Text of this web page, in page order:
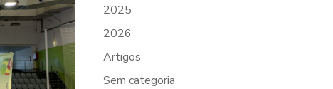
2025
2026
Artigos
Sem categoria